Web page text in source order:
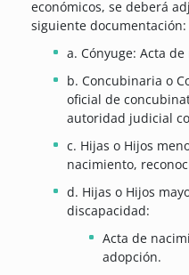
económicos, se deberá
siguiente documentación:
a. Cónyuge: Acta
b. Concubinaria o
oficial de
autoridad judicial
c. Hijas o Hijos
nacimiento,
d. Hijas o Hijos
discapacidad:
Acta de
adopción.